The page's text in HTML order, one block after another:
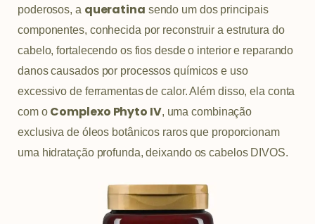
poderosos, a queratina sendo um dos principais
componentes, conhecida por reconstruir a estrutura do
cabelo, fortalecendo os fios desde o interior e reparando
danos causados por processos químicos e uso
excessivo de ferramentas de calor. Além disso, ela conta
com o Complexo Phyto IV, uma combinação
exclusiva de óleos botânicos raros que proporcionam
uma hidratação profunda, deixando os cabelos DIVOS.